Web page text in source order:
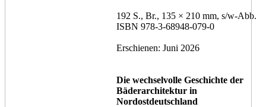
192 S., Br., 135 × 210 mm, s/w-Abb.
ISBN 978-3-68948-079-0
Erschienen: Juni 2026
Die wechselvolle Geschichte der
Bäderarchitektur in
Nordostdeutschland